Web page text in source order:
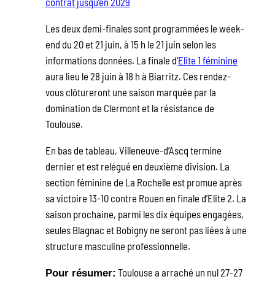
Les deux demi-finales sont programmées le week-
end du 20 et 21 juin, à 15 h le 21 juin selon les
informations données. La finale d’Elite 1 féminine
aura lieu le 28 juin à 18 h à Biarritz. Ces rendez-
vous clôtureront une saison marquée par la
domination de Clermont et la résistance de
Toulouse.
En bas de tableau, Villeneuve-d’Ascq termine
dernier et est relégué en deuxième division. La
section féminine de La Rochelle est promue après
sa victoire 13-10 contre Rouen en finale d’Elite 2. La
saison prochaine, parmi les dix équipes engagées,
seules Blagnac et Bobigny ne seront pas liées à une
structure masculine professionnelle.
Pour résumer: Toulouse a arraché un nul 27-27